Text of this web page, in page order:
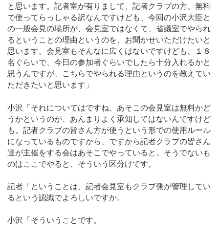
と思います。記者室が有りまして、記者クラブの方、無料
で使ってらっしゃる訳なんですけども、今回の小沢大臣と
の一般会見の場所が、会見室ではなくて、省議室でやられ
るということの理由というのを、お聞かせいただけたいと
思います。会見室もそんなに広くはないですけども、１８
名ぐらいで、今日の参加者ぐらいでしたら十分入れるかと
思うんですが、こちらでやられる理由というのを教えてい
ただきたいと思います」
小沢「それについてはですね、あそこの会見室は無料かど
うかというのが、あんまりよく承知してはないんですけど
も。記者クラブの皆さん方が使うという形での使用ルール
になっているものですから、ですから記者クラブの皆さん
達が主催をする会はあそこでやっていると。そうでないも
のはここでやると、そういう区分けです。
記者「ということは、記者会見室もクラブ側が管理してい
るという認識でよろしいですか。
小沢「そういうことです。